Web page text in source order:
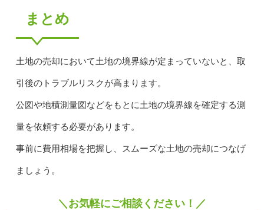
まとめ
土地の売却において土地の境界線が定まっていないと、取
引後のトラブルリスクが高まります。
公図や地積測量図などをもとに土地の境界線を確定する測
量を依頼する必要があります。
事前に費用相場を把握し、スムーズな土地の売却につなげ
ましょう。
＼お気軽にご相談ください！／